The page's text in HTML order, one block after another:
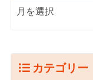
カテゴリー